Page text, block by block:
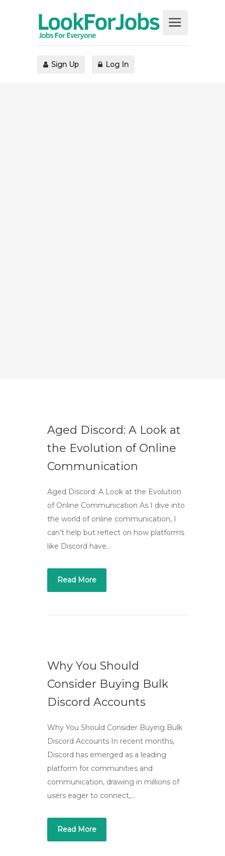
Sign Up Log In
Aged Discord: A Look at
the Evolution of Online
Communication
Aged Discord: A Look at the Evolution
of Online Communication As I dive into
the world of online communication, I
can’t help but reflect on how platforms
like Discord have…
Read More
Why You Should
Consider Buying Bulk
Discord Accounts
Why You Should Consider Buying Bulk
Discord Accounts In recent months,
Discord has emerged as a leading
platform for communities and
communication, drawing in millions of
users eager to connect,…
Read More